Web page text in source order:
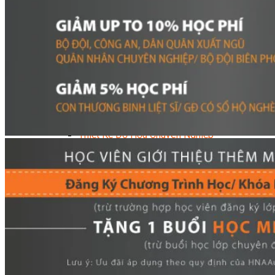
Data System (Quản Trị Dữ Liệu)
Chuyên Viên Lập Trình (Full Stack)
Chuyên Viên Lập Trình Website (Full Stack)
Chuyên Viên Lập Trình Mobile (Full Stack)
Software Testing
Trọn Bộ Công Cụ AI Ứng Dụng Giảng Dạy
Lập Trình Cho Trẻ Em
Tin Học Ứng Dụng
Thiết Kế Đồ Họa Chuyên Nghiệp
Chuyên Viên Thiết Kế Nội Thất
3D Game Art & Design
Mỹ Thuật Đa Phương Tiện
3D Animation
Mỹ Thuật Số – Digital Art
Motion Graphics Basic
Adobe Photoshop – Illustrator
Hội Họa Thiếu Nhi
Digital Art For Kids
Sunny STEAM Academy